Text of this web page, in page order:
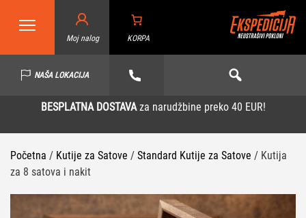
Moj nalog KORPA
NAŠA LOKACIJA
BESPLATNA DOSTAVAza narudžbine preko 40 EUR!
Početna / Kutije za Satove / Standard Kutije za Satove / Kutija
za 8 satova i nakit